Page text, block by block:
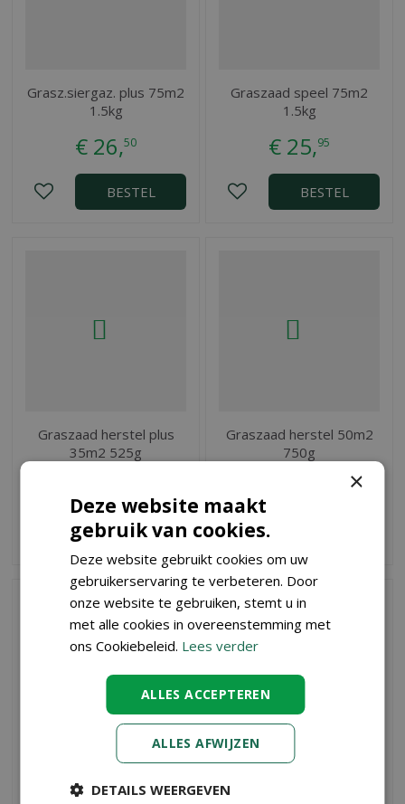
Grasz.siergaz. plus 75m2
1.5kg
€ 26,50
BESTEL
Graszaad speel 75m2
1.5kg
€ 25,95
BESTEL
Graszaad herstel plus
35m2 525g
BESTEL
Graszaad herstel 50m2
750g
30m2 600g
×
Deze website maakt
gebruik van cookies.
Deze website gebruikt cookies om uw
gebruikerservaring te verbeteren. Door
onze website te gebruiken, stemt u in
met alle cookies in overeenstemming met
ons Cookiebeleid. Lees verder
ALLES ACCEPTEREN
ALLES AFWIJZEN
DETAILS WEERGEVEN